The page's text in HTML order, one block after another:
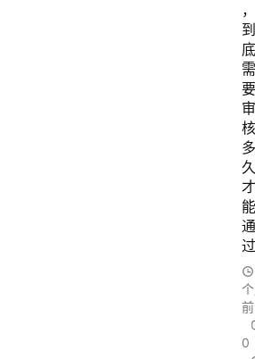
，
到
底
需
要
审
核
多
久
才
能
通
过
前
0